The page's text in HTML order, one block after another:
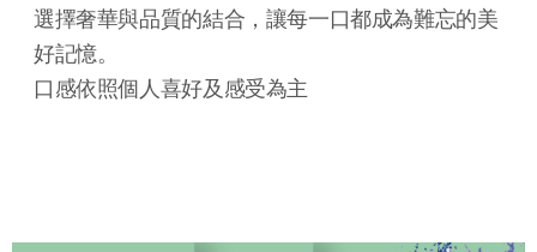
選擇奢華與品質的結合，讓每一口都成為難忘的美
好記憶。
口感依照個人喜好及感受為主